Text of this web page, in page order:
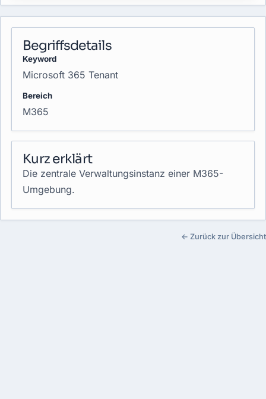
Begriffsdetails
Keyword
Microsoft 365 Tenant
Bereich
M365
Kurz erklärt
Die zentrale Verwaltungsinstanz einer M365-
Umgebung.
← Zurück zur Übersicht